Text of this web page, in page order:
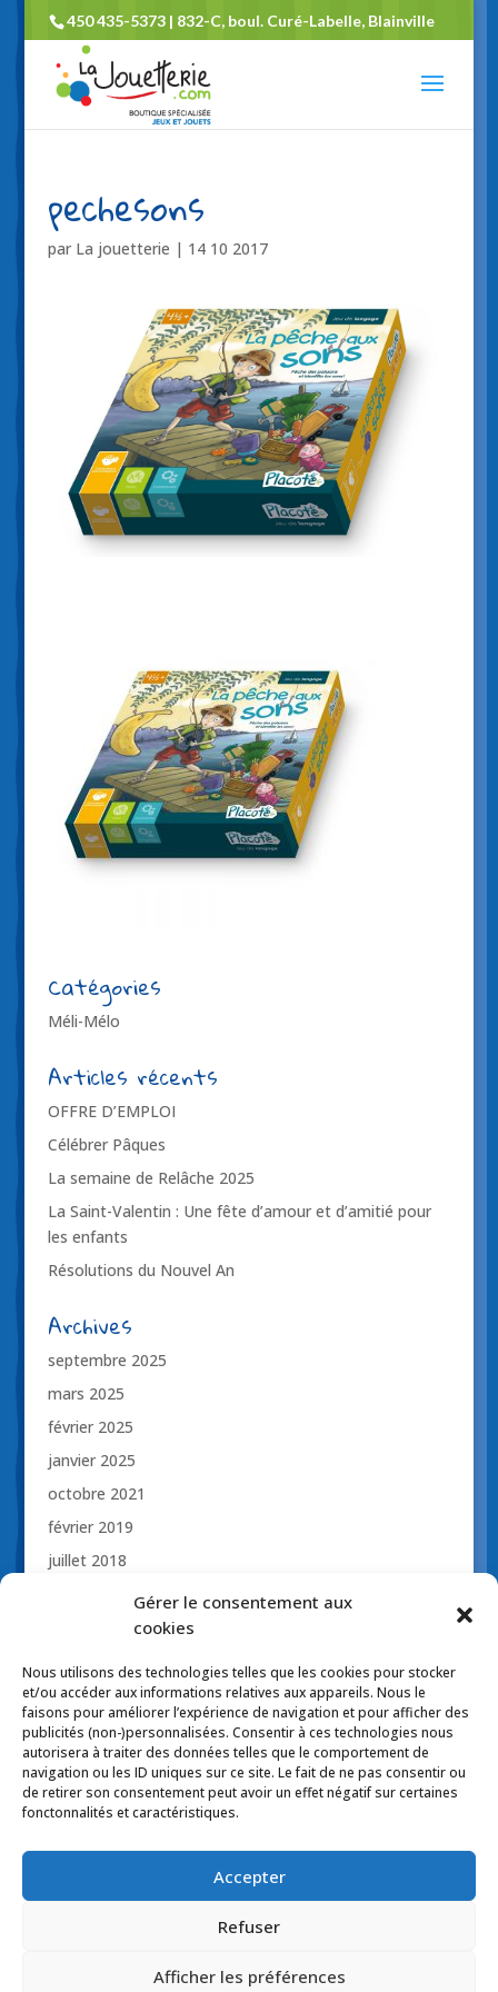
Gérer le consentement aux
cookies
Nous utilisons des technologies telles que les cookies pour stocker
et/ou accéder aux informations relatives aux appareils. Nous le
faisons pour améliorer l’expérience de navigation et pour afficher des
publicités (non-)personnalisées. Consentir à ces technologies nous
autorisera à traiter des données telles que le comportement de
navigation ou les ID uniques sur ce site. Le fait de ne pas consentir ou
de retirer son consentement peut avoir un effet négatif sur certaines
fonctonnalités et caractéristiques.
Accepter
Refuser
Afficher les préférences
450 435-5373 | 832-C, boul. Curé-Labelle, Blainville
pechesons
par La jouetterie | 14 10 2017
Catégories
Méli-Mélo
Articles récents
OFFRE D’EMPLOI
Célébrer Pâques
La semaine de Relâche 2025
La Saint-Valentin : Une fête d’amour et d’amitié pour
les enfants
Résolutions du Nouvel An
Archives
septembre 2025
mars 2025
février 2025
janvier 2025
octobre 2021
février 2019
juillet 2018
novembre 2017
octobre 2017
mars 2017
Politique de confidentialité
Politique de cookies (CA)
Politiques d’expédition
Politique de retour
Politique de coupon-rabais
Erreurs de prix et/ou typographies